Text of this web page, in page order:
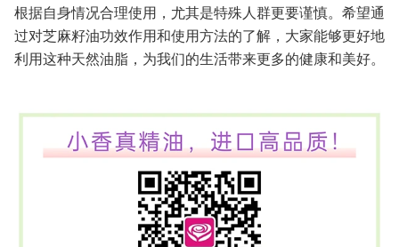
根据自身情况合理使用，尤其是特殊人群更要谨慎。希望通
过对芝麻籽油功效作用和使用方法的了解，大家能够更好地
利用这种天然油脂，为我们的生活带来更多的健康和美好。